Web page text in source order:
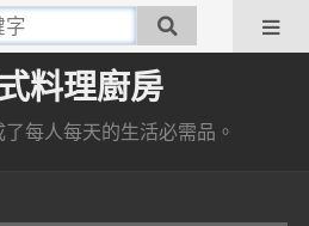
料理廚房
每人每天的生活必需品。